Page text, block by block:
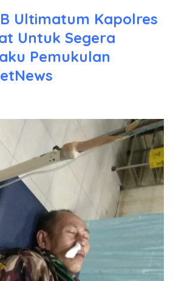
Ultimatum Kapolres
Untuk Segera
Pemukulan